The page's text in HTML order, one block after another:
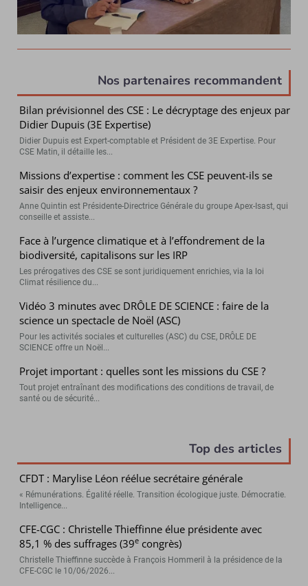
Nos partenaires recommandent
Bilan prévisionnel des CSE : Le décryptage des enjeux par
Didier Dupuis (3E Expertise)
Didier Dupuis est Expert-comptable et Président de 3E Expertise. Pour
CSE Matin, il détaille les...
Missions d’expertise : comment les CSE peuvent-ils se
saisir des enjeux environnementaux ?
Anne Quintin est Présidente-Directrice Générale du groupe Apex-Isast, qui
conseille et assiste...
Face à l’urgence climatique et à l’effondrement de la
biodiversité, capitalisons sur les IRP
Les prérogatives des CSE se sont juridiquement enrichies, via la loi
Climat résilience du...
Vidéo 3 minutes avec DRÔLE DE SCIENCE : faire de la
science un spectacle de Noël (ASC)
Pour les activités sociales et culturelles (ASC) du CSE, DRÔLE DE
SCIENCE offre un Noël...
Projet important : quelles sont les missions du CSE ?
Tout projet entraînant des modifications des conditions de travail, de
santé ou de sécurité...
Top des articles
CFDT : Marylise Léon réélue secrétaire générale
« Rémunérations. Égalité réelle. Transition écologique juste. Démocratie.
Intelligence...
CFE-CGC : Christelle Thieffinne élue présidente avec
85,1 % des suffrages (39e congrès)
Christelle Thieffinne succède à François Hommeril à la présidence de la
CFE-CGC le 10/06/2026...